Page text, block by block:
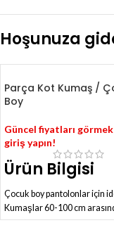
Hoşunuza
Parça Kot Kumaş /
Boy
Güncel fiyatları
giriş yapın!
Ürün Bilgisi
Çocuk boy pantolonlar için
Kumaşlar 60-100 cm
Yaklaşık 1000 kg ürün